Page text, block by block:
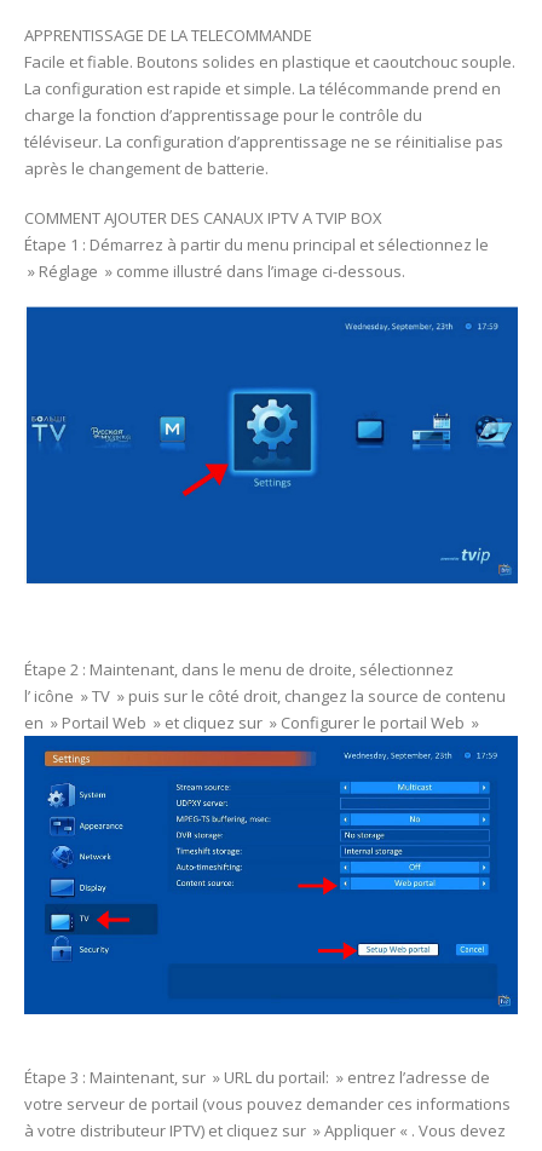
APPRENTISSAGE DE LA TELECOMMANDE
Facile et fiable. Boutons solides en plastique et caoutchouc souple.
La configuration est rapide et simple. La télécommande prend en
charge la fonction d’apprentissage pour le contrôle du
téléviseur. La configuration d’apprentissage ne se réinitialise pas
après le changement de batterie.
COMMENT AJOUTER DES CANAUX IPTV A TVIP BOX
Étape 1 : Démarrez à partir du menu principal et sélectionnez le
» Réglage » comme illustré dans l’image ci-dessous.
Étape 2 : Maintenant, dans le menu de droite, sélectionnez
l’ icône » TV » puis sur le côté droit, changez la source de contenu
en » Portail Web » et cliquez sur » Configurer le portail Web »
Étape 3 : Maintenant, sur » URL du portail: » entrez l’adresse de
votre serveur de portail (vous pouvez demander ces informations
à votre distributeur IPTV) et cliquez sur » Appliquer « . Vous devez